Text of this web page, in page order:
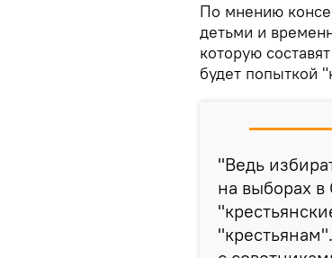
По мнению
детьми и
которую
будет попыткой
"Ведь
на выборах в